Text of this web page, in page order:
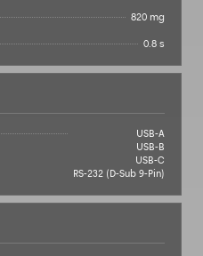
820 mg
0.8 s
USB-A
USB-B
USB-C
RS-232 (D-Sub 9-Pin)